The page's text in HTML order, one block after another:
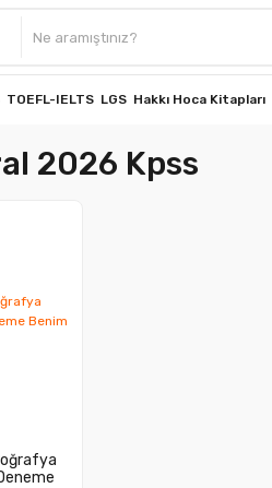
TOEFL-IELTS LGS Hakkı Hoca Kitapları
2026 Kpss